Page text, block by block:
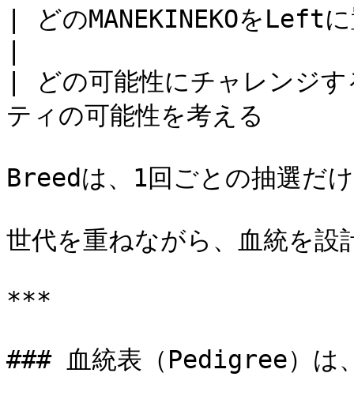
| どのMANEKINEKOをLeft
| どの可能性にチャレン
ティの可能性を考える
Breedは、1回ごとの抽選だ
世代を重ねながら、血統を設
***
### 血統表（Pedigree）は